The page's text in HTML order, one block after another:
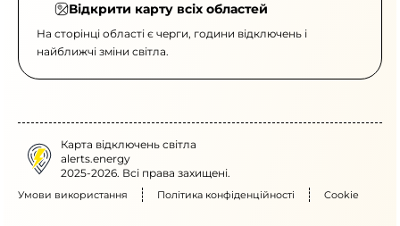
Відкрити карту всіх областей
На сторінці області є черги, години відключень і
найближчі зміни світла.
Карта відключень світла
alerts.energy
2025-2026. Всі права захищені.
Умови використання Політика конфіденційності Cookie